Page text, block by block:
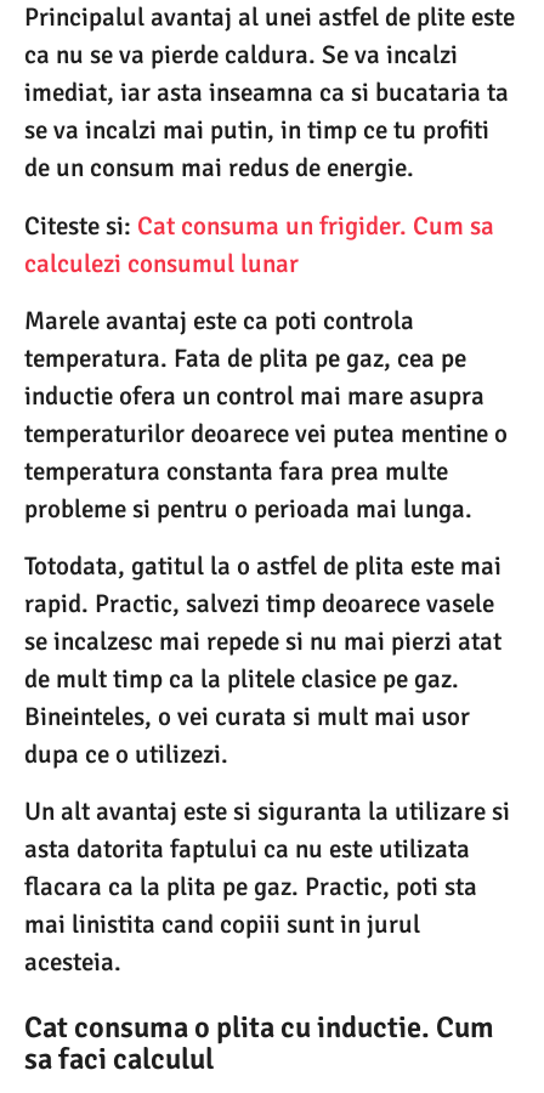
Principalul avantaj al unei astfel de plite este
ca nu se va pierde caldura. Se va incalzi
imediat, iar asta inseamna ca si bucataria ta
se va incalzi mai putin, in timp ce tu profiti
de un consum mai redus de energie.
Citeste si: Cat consuma un frigider. Cum sa
calculezi consumul lunar
Marele avantaj este ca poti controla
temperatura. Fata de plita pe gaz, cea pe
inductie ofera un control mai mare asupra
temperaturilor deoarece vei putea mentine o
temperatura constanta fara prea multe
probleme si pentru o perioada mai lunga.
Totodata, gatitul la o astfel de plita este mai
rapid. Practic, salvezi timp deoarece vasele
se incalzesc mai repede si nu mai pierzi atat
de mult timp ca la plitele clasice pe gaz.
Bineinteles, o vei curata si mult mai usor
dupa ce o utilizezi.
Un alt avantaj este si siguranta la utilizare si
asta datorita faptului ca nu este utilizata
flacara ca la plita pe gaz. Practic, poti sta
mai linistita cand copiii sunt in jurul
acesteia.
Cat consuma o plita cu inductie. Cum
sa faci calculul